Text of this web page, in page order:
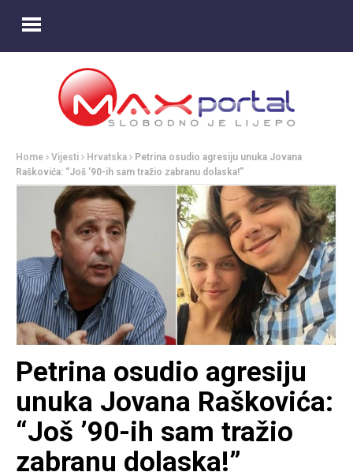
Home Vijesti Hrvatska
Petrina osudio agresiju unuka Jovana
Raškovića: “Još ’90-ih sam tražio zabranu dolaska!”
Petrina osudio agresiju
unuka Jovana Raškovića:
“Još ’90-ih sam tražio
zabranu dolaska!”